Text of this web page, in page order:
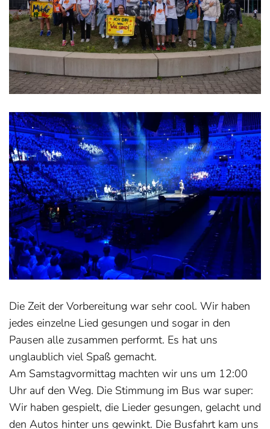
Die Zeit der Vorbereitung war sehr cool. Wir haben
jedes einzelne Lied gesungen und sogar in den
Pausen alle zusammen performt. Es hat uns
unglaublich viel Spaß gemacht.
Am Samstagvormittag machten wir uns um 12:00
Uhr auf den Weg. Die Stimmung im Bus war super:
Wir haben gespielt, die Lieder gesungen, gelacht und
den Autos hinter uns gewinkt. Die Busfahrt kam uns